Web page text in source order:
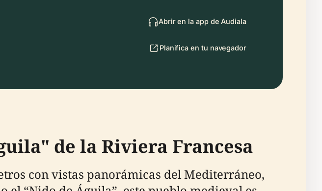
Abrir en la app de Audiala
Planifica en tu navegador
de la Riviera Francesa
con vistas panorámicas del Mediterráneo,